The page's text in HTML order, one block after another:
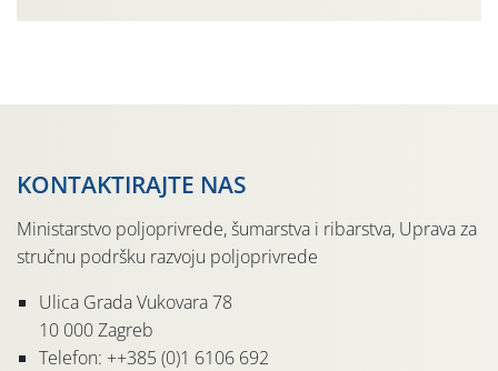
KONTAKTIRAJTE NAS
Ministarstvo poljoprivrede, šumarstva i ribarstva, Uprava za
stručnu podršku razvoju poljoprivrede
Ulica Grada Vukovara 78
10 000 Zagreb
Telefon: ++385 (0)1 6106 692